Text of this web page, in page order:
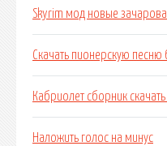
Skyrim мод новые
Скачать пионерскую песню
Кабриолет сборник
Наложить голос на минус